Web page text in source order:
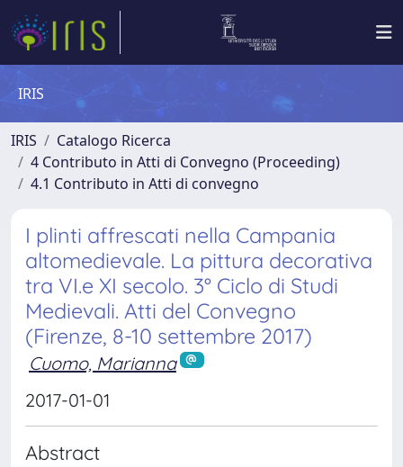
IRIS
IRIS
Catalogo Ricerca
4 Contributo in Atti di Convegno (Proceeding)
4.1 Contributo in Atti di convegno
I plinti affrescati nella Campania
altomedievale. La pittura decorativa
tra VI.e XI secolo. 3° Ciclo di Studi
Medievali. Atti del Convegno
(Firenze, 8-10 settembre 2017)
Cuomo, Marianna
2017-01-01
Abstract